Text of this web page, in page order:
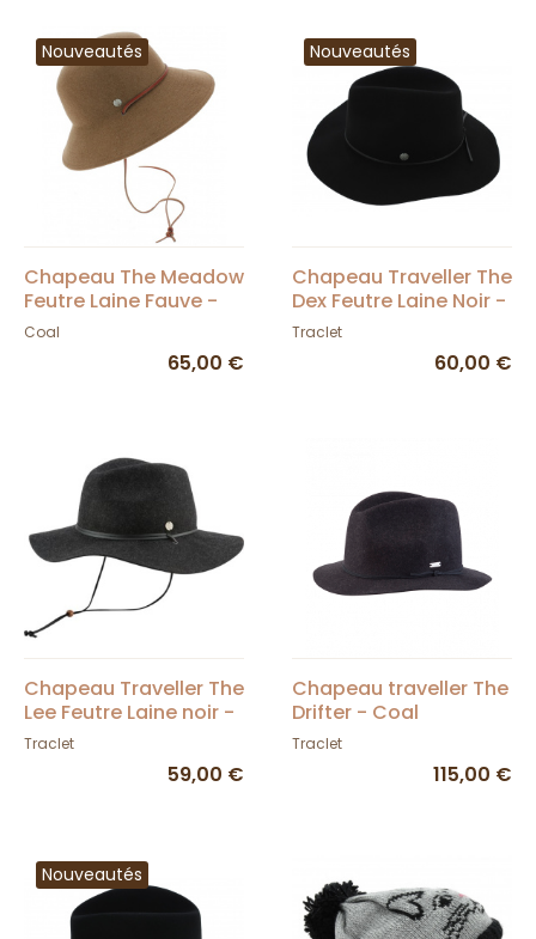
Nouveautés
Chapeau The Meadow
Feutre Laine Fauve -
Coal
Coal
65,00 €
Nouveautés
Chapeau Traveller The
Dex Feutre Laine Noir -
Coal
Traclet
60,00 €
Chapeau Traveller The
Lee Feutre Laine noir -
Coal
Traclet
59,00 €
Chapeau traveller The
Drifter - Coal
Traclet
115,00 €
Nouveautés